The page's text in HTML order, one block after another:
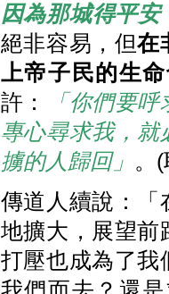
因為那城得平
絕非容易，但在
上帝子民的生
許：
「你們要
專心尋求我，就
擄的人歸回」 。
傳道人續說：「
地擴大，展望前
打壓也成為了我